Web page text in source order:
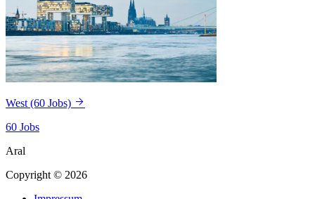
West (60 Jobs)
60 Jobs
Aral
Copyright © 2026